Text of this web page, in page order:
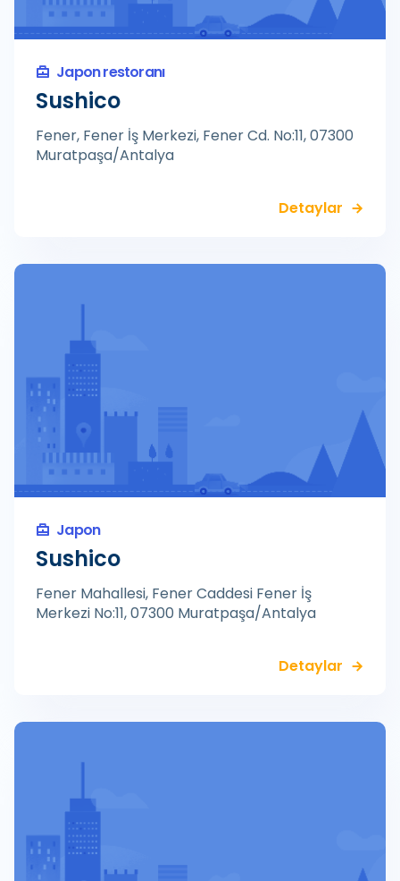
Japon restoranı
Sushico
Fener, Fener İş Merkezi, Fener Cd. No:11, 07300
Muratpaşa/Antalya
Detaylar
Japon
Sushico
Fener Mahallesi, Fener Caddesi Fener İş
Merkezi No:11, 07300 Muratpaşa/Antalya
Detaylar